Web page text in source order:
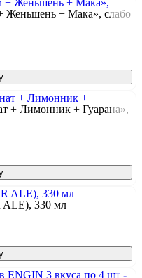
+ Мака», слабо
Лимонник + Гуарана»,
330 мл